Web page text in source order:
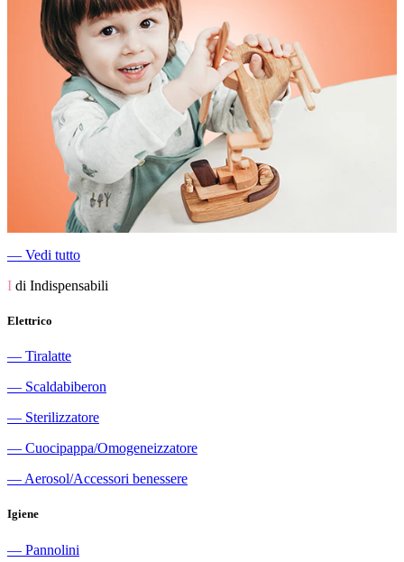
― Vedi tutto
I di Indispensabili
Elettrico
― Tiralatte
― Scaldabiberon
― Sterilizzatore
― Cuocipappa/Omogeneizzatore
― Aerosol/Accessori benessere
Igiene
― Pannolini